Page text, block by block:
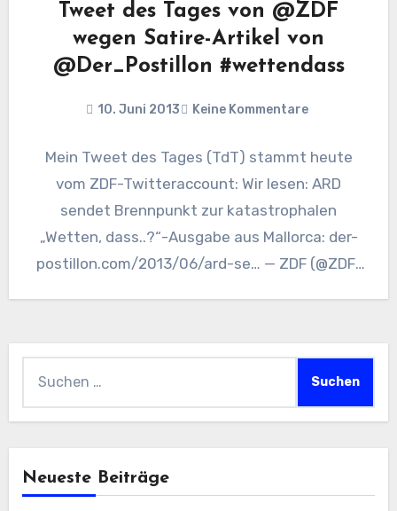
Tweet des Tages von @ZDF
wegen Satire-Artikel von
@Der_Postillon #wettendass
10. Juni 2013 Keine Kommentare
Mein Tweet des Tages (TdT) stammt heute
vom ZDF-Twitteraccount: Wir lesen: ARD
sendet Brennpunkt zur katastrophalen
„Wetten, dass..?“-Ausgabe aus Mallorca: der-
postillon.com/2013/06/ard-se… — ZDF (@ZDF)
Neueste Beiträge